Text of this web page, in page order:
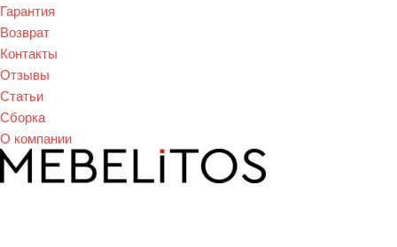
Гарантия
Возврат
Контакты
Отзывы
Статьи
Сборка
О компании